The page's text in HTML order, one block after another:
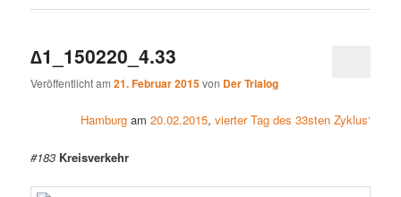
∆1_150220_4.33
Veröffentlicht am21. Februar 2015von Der Trialog
Hamburgam 20.02.2015, vierter Tag des 33sten Zyklus‘
#183 Kreisverkehr